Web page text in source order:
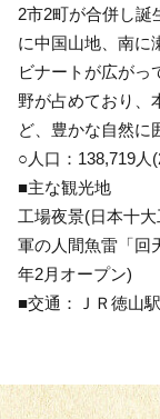
2市2町が合併し誕
に中国山地、南に
ビナートが広がっ
野が占めており、
ど、豊かな自然に
○人口：138,719
■主な観光地
工場夜景(日本十
軍の人間魚雷「回
年2月オープン)
■交通：ＪＲ徳山